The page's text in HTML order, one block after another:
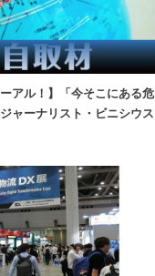
アル！】「今そこにある危
ャーナリスト・ビニシウス